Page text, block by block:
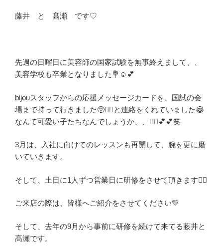
藤井 と 髙瀬 です♡
先週の日曜日に美容師の国家試験を無事終えまして、、
美容学校も卒業となりました💐☺️💕
bijouスタッフからの応援メッセージカードを、国試の会
場まで持って行きました🥺❤️‍🔥と連絡をくれていました😂
なんて可愛い子たちなんでしょうか、、🤦‍♀️💕💕笑
3月は、入社に向けてのレッスンも再開して、腕を更に磨
いていきます。
そして、土日に1人ずつ営業日に研修をさせて頂きます🙇‍♀️
ご来店の際は、皆様へご紹介をさせてください💛
そして、去年の9月から事前に研修を続けて来てる藤井と
髙瀬です。